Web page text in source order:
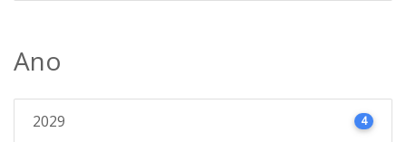
Ano
2029 4